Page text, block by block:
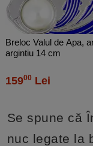
Breloc Valul de Apa,
argintiu 14 cm
15900 Lei
Se spune că
nuc legate la